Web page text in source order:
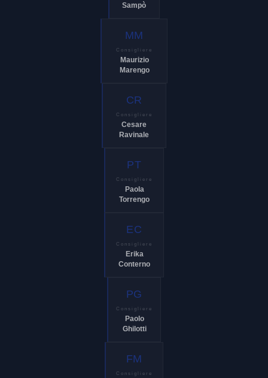
Sampò
MM
Consigliere
Maurizio
Marengo
CR
Consigliere
Cesare
Ravinale
PT
Consigliere
Paola
Torrengo
EC
Consigliere
Erika
Conterno
PG
Consigliere
Paolo
Ghilotti
FM
Consigliere